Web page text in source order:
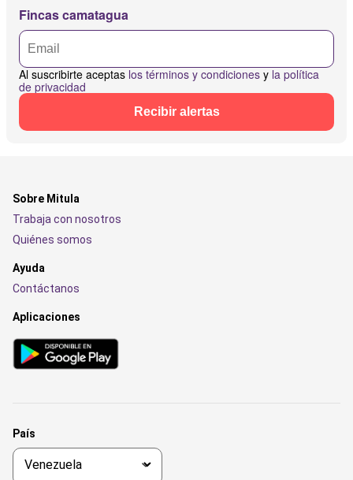
Fincas camatagua
Al suscribirte aceptas los términos y condiciones y la política
de privacidad
Recibir alertas
Sobre Mitula
Trabaja con nosotros
Quiénes somos
Ayuda
Contáctanos
Aplicaciones
País